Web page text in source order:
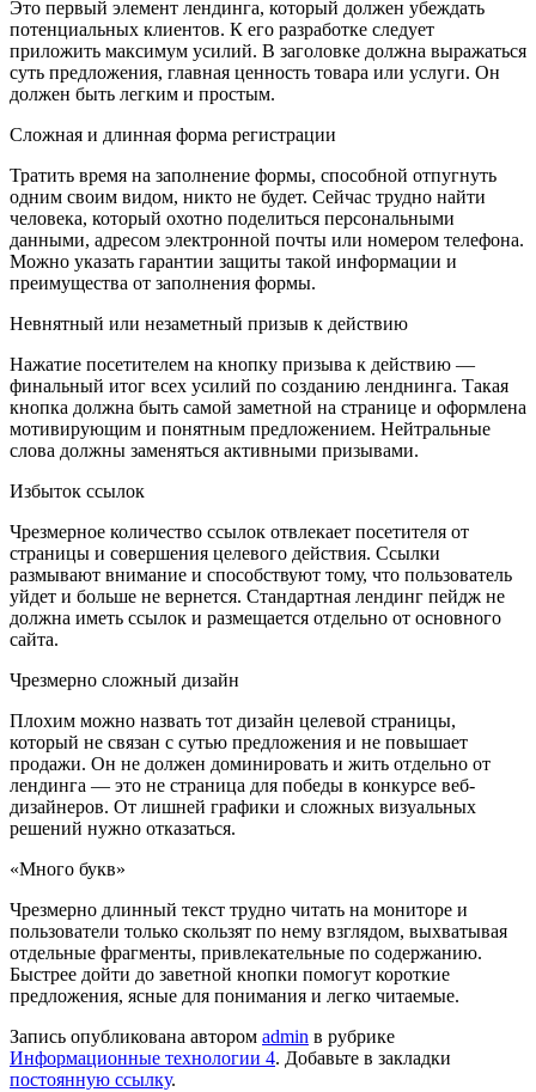
Это первый элемент лендинга, который должен убеждать
потенциальных клиентов. К его разработке следует
приложить максимум усилий. В заголовке должна выражаться
суть предложения, главная ценность товара или услуги. Он
должен быть легким и простым.
Сложная и длинная форма регистрации
Тратить время на заполнение формы, способной отпугнуть
одним своим видом, никто не будет. Сейчас трудно найти
человека, который охотно поделиться персональными
данными, адресом электронной почты или номером телефона.
Можно указать гарантии защиты такой информации и
преимущества от заполнения формы.
Невнятный или незаметный призыв к действию
Нажатие посетителем на кнопку призыва к действию —
финальный итог всех усилий по созданию ленднинга. Такая
кнопка должна быть самой заметной на странице и оформлена
мотивирующим и понятным предложением. Нейтральные
слова должны заменяться активными призывами.
Избыток ссылок
Чрезмерное количество ссылок отвлекает посетителя от
страницы и совершения целевого действия. Ссылки
размывают внимание и способствуют тому, что пользователь
уйдет и больше не вернется. Стандартная лендинг пейдж не
должна иметь ссылок и размещается отдельно от основного
сайта.
Чрезмерно сложный дизайн
Плохим можно назвать тот дизайн целевой страницы,
который не связан с сутью предложения и не повышает
продажи. Он не должен доминировать и жить отдельно от
лендинга — это не страница для победы в конкурсе веб-
дизайнеров. От лишней графики и сложных визуальных
решений нужно отказаться.
«Много букв»
Чрезмерно длинный текст трудно читать на мониторе и
пользователи только скользят по нему взглядом, выхватывая
отдельные фрагменты, привлекательные по содержанию.
Быстрее дойти до заветной кнопки помогут короткие
предложения, ясные для понимания и легко читаемые.
Запись опубликована автором admin в рубрике
Информационные технологии 4. Добавьте в закладки
постоянную ссылку.